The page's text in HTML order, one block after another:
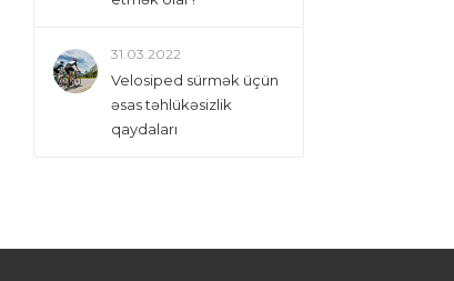
31.03.2022
Velosiped sürmək üçün
əsas təhlükəsizlik
qaydaları